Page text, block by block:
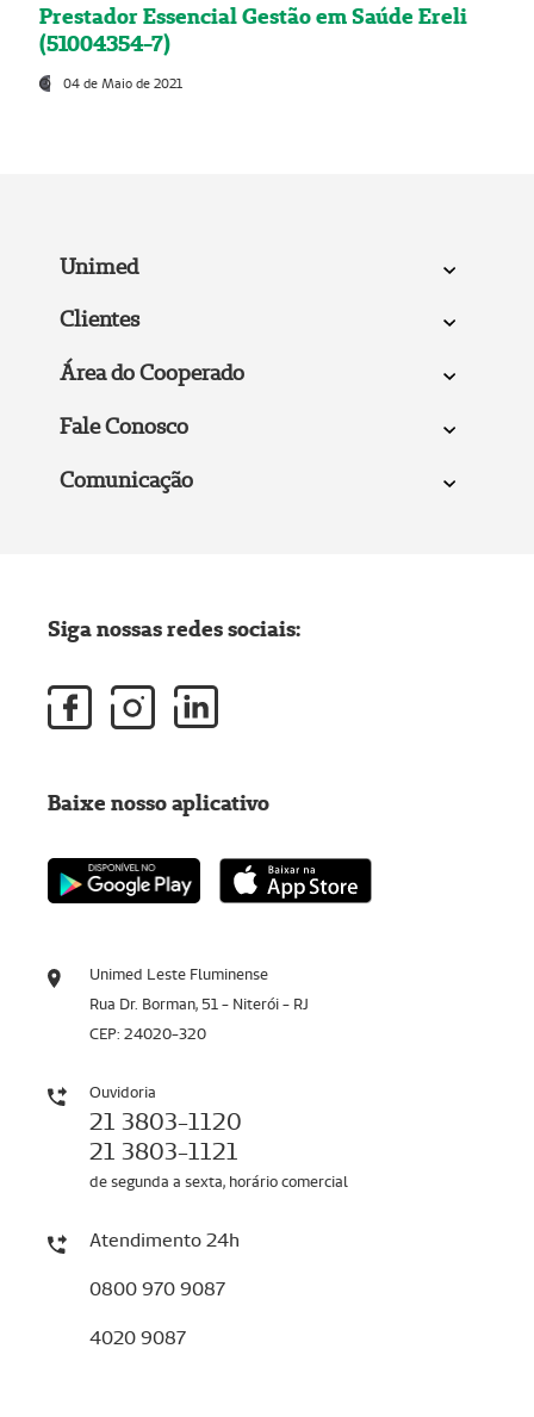
Prestador Essencial Gestão em Saúde Ereli
(51004354-7)
04 de Maio de 2021
Unimed
Clientes
Área do Cooperado
Fale Conosco
Comunicação
Unimed Leste Fluminense
Rua Dr. Borman, 51 - Niterói - RJ
CEP: 24020-320
Ouvidoria
21 3803-1120
21 3803-1121
de segunda a sexta, horário comercial
Atendimento 24h
0800 970 9087
4020 9087
Siga nossas redes sociais:
Baixe nosso aplicativo